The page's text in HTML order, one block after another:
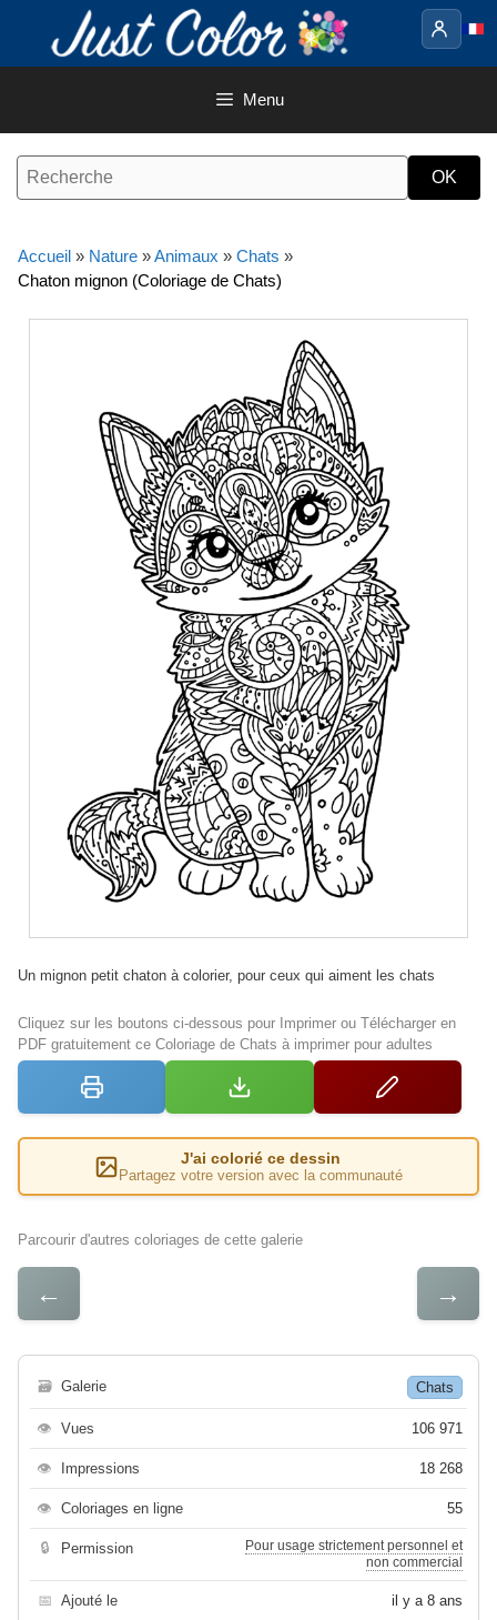
contenu
Menu
Accueil » Nature »Animaux » Chats »
Chaton mignon (Coloriage de Chats)
Un mignon petit chaton à colorier, pour ceux qui aiment les chats
Cliquez sur les boutons ci-dessous pour Imprimer ou Télécharger en
PDF gratuitement ce Coloriage de Chats à imprimer pour adultes
J'ai colorié ce dessin
Partagez votre version avec la communauté
Parcourir d'autres coloriages de cette galerie
← →
🗃 Galerie Chats
👁 Vues 106 971
👁 Impressions 18 268
👁 Coloriages en ligne 55
🔒 Permission
Pour usage strictement personnel et
non commercial
📅 Ajouté le il y a 8 ans